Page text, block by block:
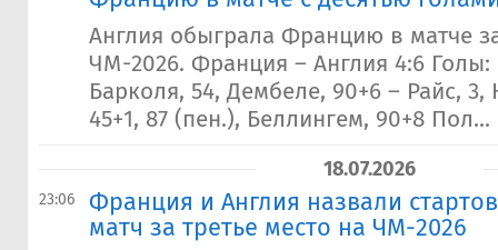
Англия обыграла Францию в матче
ЧМ-2026. Франция – Англия 4:6 Голы:
Барколя, 54, Дембеле, 90+6 – Райс, 3,
45+1, 87 (пен.), Беллингем, 90+8 Пол...
18.07.2026
23:06
Франция и Англия назвали
матч за третье место на ЧМ-2026